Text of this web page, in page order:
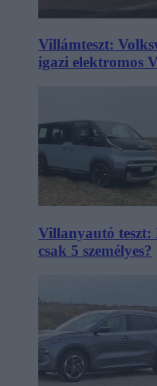
Villámteszt:
igazi elektromos
Villanyautó teszt:
csak 5 személyes?